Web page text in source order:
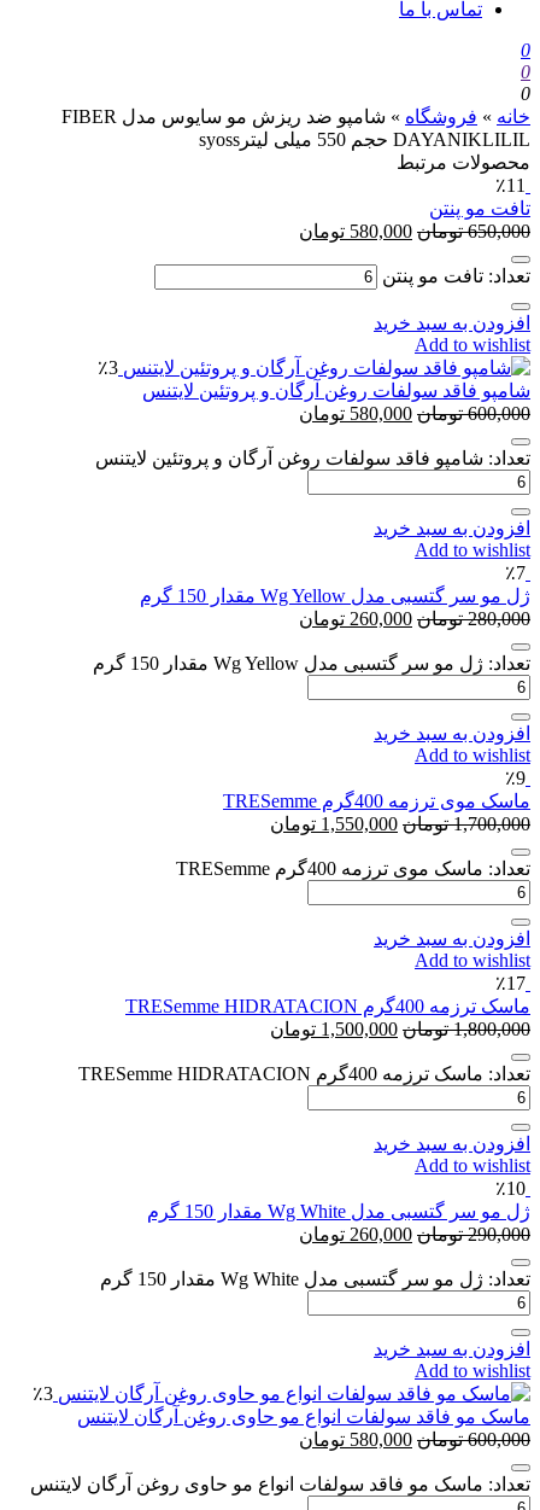
تماس با ما
0
0
0
خانه » فروشگاه »
شامپو ضد ریزش مو سایوس مدل FIBER
DAYANIKLILIL حجم 550 میلی لیترsyoss
محصولات مرتبط
٪11
تافت مو پنتن
650,000 تومان 580,000 تومان
تعداد: تافت مو پنتن
افزودن به سبد خرید
Add to wishlist
٪3
شامپو فاقد سولفات روغن آرگان و پروتئین لایتنس
600,000 تومان 580,000 تومان
تعداد: شامپو فاقد سولفات روغن آرگان و پروتئین لایتنس
افزودن به سبد خرید
Add to wishlist
٪7
ژل مو سر گتسبی مدل Wg Yellow مقدار 150 گرم
280,000 تومان 260,000 تومان
تعداد: ژل مو سر گتسبی مدل Wg Yellow مقدار 150 گرم
افزودن به سبد خرید
Add to wishlist
٪9
ماسک موی ترزمه 400گرم TRESemme
1,700,000 تومان 1,550,000 تومان
تعداد: ماسک موی ترزمه 400گرم TRESemme
افزودن به سبد خرید
Add to wishlist
٪17
ماسک ترزمه 400گرم TRESemme HIDRATACION
1,800,000 تومان 1,500,000 تومان
تعداد: ماسک ترزمه 400گرم TRESemme HIDRATACION
افزودن به سبد خرید
Add to wishlist
٪10
ژل مو سر گتسبی مدل Wg White مقدار 150 گرم
290,000 تومان 260,000 تومان
تعداد: ژل مو سر گتسبی مدل Wg White مقدار 150 گرم
افزودن به سبد خرید
Add to wishlist
٪3
ماسک مو فاقد سولفات انواع مو حاوی روغن آرگان لایتنس
600,000 تومان 580,000 تومان
تعداد: ماسک مو فاقد سولفات انواع مو حاوی روغن آرگان لایتنس